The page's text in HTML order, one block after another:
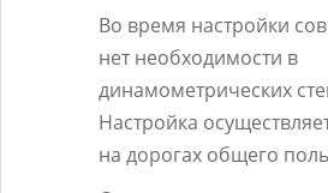
Во время настройки
нет необходимости в
динамометрических
Настройка
на дорогах общего